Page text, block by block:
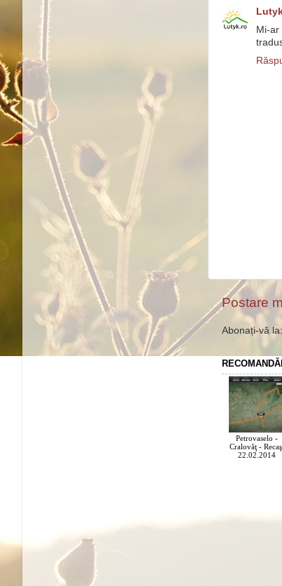
Mi-
Postare
Abonați-vă
Petrovaselo -
Cralovăţ - Recaş.
22.02.2014